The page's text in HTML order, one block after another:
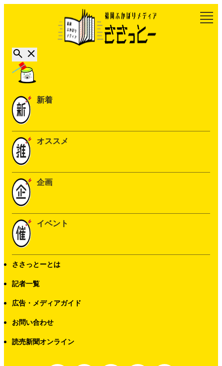
新着
オススメ
企画
イベント
ささっとーとは
記者一覧
広告・メディアガイド
お問い合わせ
読売新聞オンライン